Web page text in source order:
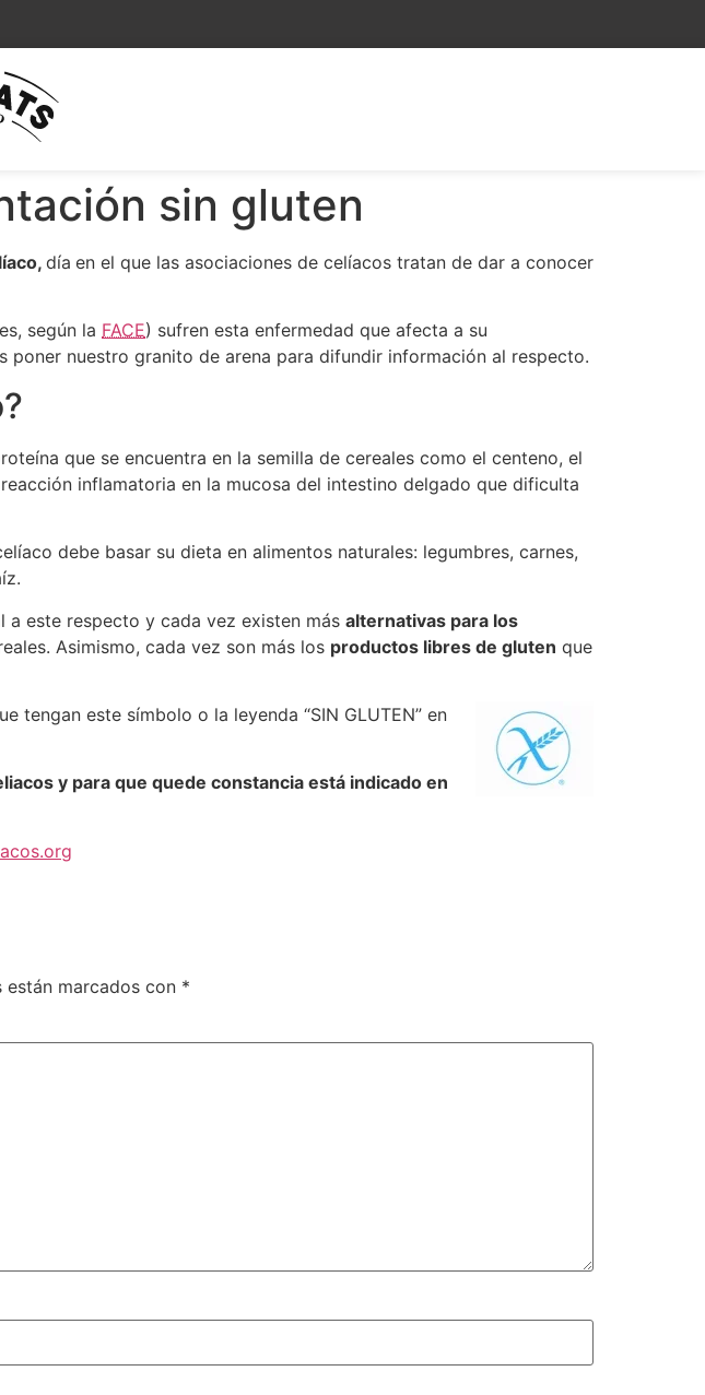
sin gluten
día en el que las asociaciones de celíacos tratan de dar a conocer
según la FACE) sufren esta enfermedad que afecta a su
poner nuestro granito de arena para difundir información al respecto.
que se encuentra en la semilla de cereales como el centeno, el
inflamatoria en la mucosa del intestino delgado que dificulta
debe basar su dieta en alimentos naturales: legumbres, carnes,
a este respecto y cada vez existen más alternativas para los
Asimismo, cada vez son más los productos libres de gluten que
tengan este símbolo o la leyenda “SIN GLUTEN” en
y para que quede constancia está indicado en
marcados con *